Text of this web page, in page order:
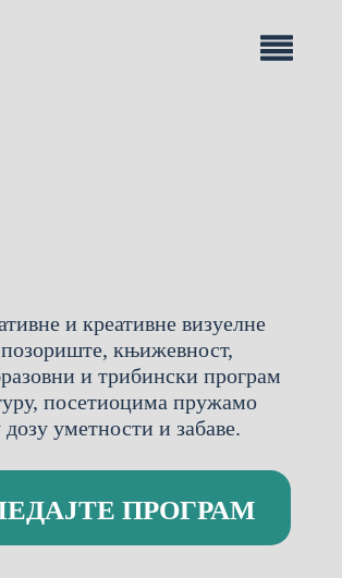
и креативне визуелне
књижевност,
и трибински програм
посетиоцима пружамо
уметности и забаве.
ПРОГРАМ